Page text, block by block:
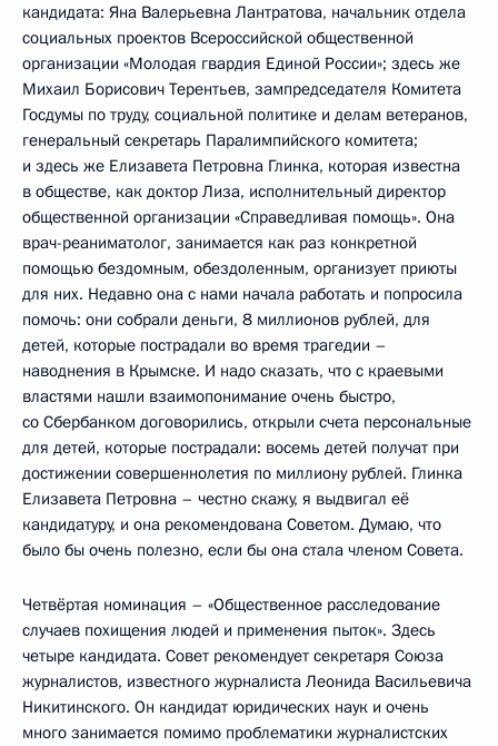
кандидата: Яна Валерьевна Лантратова, начальник отдела
социальных проектов Всероссийской общественной
организации «Молодая гвардия Единой России»; здесь же
Михаил Борисович Терентьев, зампредседателя Комитета
Госдумы по труду, социальной политике и делам ветеранов,
генеральный секретарь Паралимпийского комитета;
и здесь же Елизавета Петровна Глинка, которая известна
в обществе, как доктор Лиза, исполнительный директор
общественной организации «Справедливая помощь». Она
врач-реаниматолог, занимается как раз конкретной
помощью бездомным, обездоленным, организует приюты
для них. Недавно она с нами начала работать и попросила
помочь: они собрали деньги, 8 миллионов рублей, для
детей, которые пострадали во время трагедии –
наводнения в Крымске. И надо сказать, что с краевыми
властями нашли взаимопонимание очень быстро,
со Сбербанком договорились, открыли счета персональные
для детей, которые пострадали: восемь детей получат при
достижении совершеннолетия по миллиону рублей. Глинка
Елизавета Петровна – честно скажу, я выдвигал её
кандидатуру, и она рекомендована Советом. Думаю, что
было бы очень полезно, если бы она стала членом Совета.
Четвёртая номинация – «Общественное расследование
случаев похищения людей и применения пыток». Здесь
четыре кандидата. Совет рекомендует секретаря Союза
журналистов, известного журналиста Леонида Васильевича
Никитинского. Он кандидат юридических наук и очень
много занимается помимо проблематики журналистских